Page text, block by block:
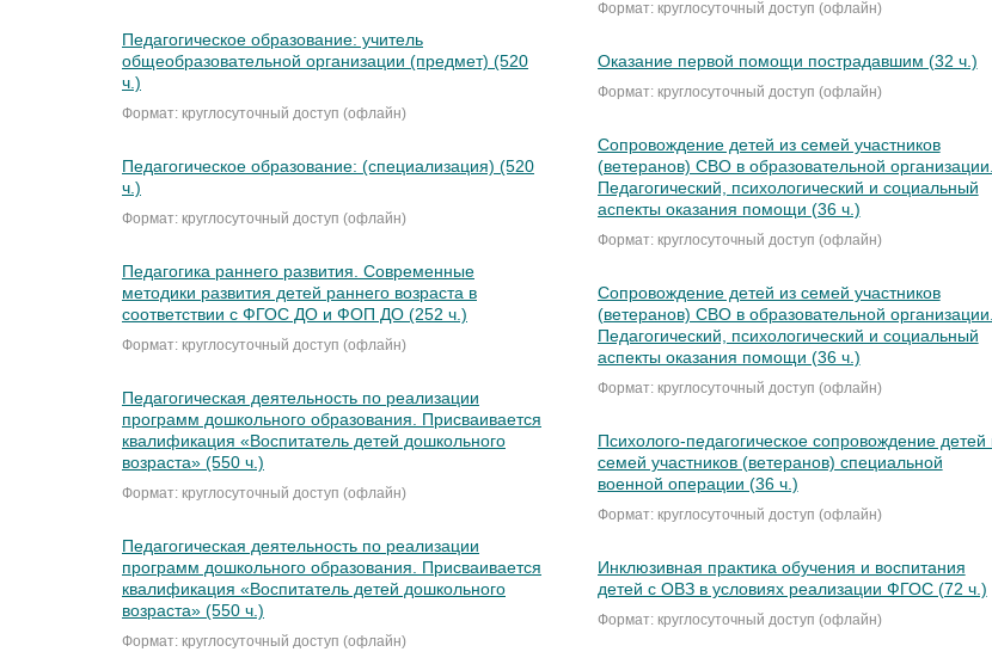
Педагогическое образование: учитель
общеобразовательной организации (предмет) (520
ч.)
Формат: круглосуточный доступ (офлайн)
Педагогическое образование: (специализация) (520
ч.)
Формат: круглосуточный доступ (офлайн)
Педагогика раннего развития. Современные
методики развития детей раннего возраста в
соответствии с ФГОС ДО и ФОП ДО (252 ч.)
Формат: круглосуточный доступ (офлайн)
Педагогическая деятельность по реализации
программ дошкольного образования. Присваивается
квалификация «Воспитатель детей дошкольного
возраста» (550 ч.)
Формат: круглосуточный доступ (офлайн)
Педагогическая деятельность по реализации
программ дошкольного образования. Присваивается
квалификация «Воспитатель детей дошкольного
возраста» (550 ч.)
Формат: круглосуточный доступ (офлайн)
Формат: круглосуточный доступ (офлайн)
Оказание первой помощи пострадавшим (32 ч.)
Формат: круглосуточный доступ (офлайн)
Сопровождение детей из семей участников
(ветеранов) СВО в образовательной организации.
Педагогический, психологический и социальный
аспекты оказания помощи (36 ч.)
Формат: круглосуточный доступ (офлайн)
Сопровождение детей из семей участников
(ветеранов) СВО в образовательной организации.
Педагогический, психологический и социальный
аспекты оказания помощи (36 ч.)
Формат: круглосуточный доступ (офлайн)
Психолого-педагогическое сопровождение детей
семей участников (ветеранов) специальной
военной операции (36 ч.)
Формат: круглосуточный доступ (офлайн)
Инклюзивная практика обучения и воспитания
детей с ОВЗ в условиях реализации ФГОС (72 ч.)
Формат: круглосуточный доступ (офлайн)